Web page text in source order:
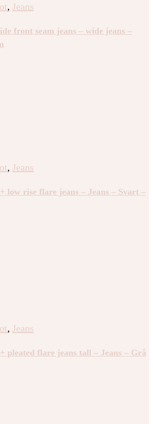
, Jeans
front seam jeans – wide jeans –
, Jeans
low rise flare jeans – Jeans – Svart –
, Jeans
pleated flare jeans tall – Jeans – Grå